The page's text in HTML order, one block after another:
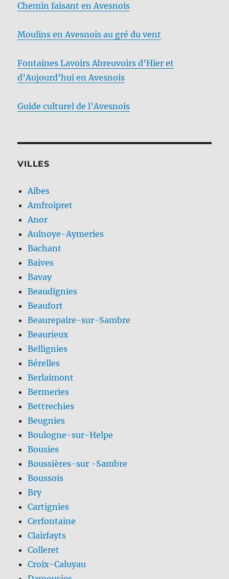
Chemin faisant en Avesnois
Moulins en Avesnois au gré du vent
Fontaines Lavoirs Abreuvoirs d’Hier et
d’Aujourd’hui en Avesnois
Guide culturel de l’Avesnois
VILLES
Aibes
Amfroipret
Anor
Aulnoye-Aymeries
Bachant
Baives
Bavay
Beaudignies
Beaufort
Beaurepaire-sur-Sambre
Beaurieux
Bellignies
Bérelles
Berlaimont
Bermeries
Bettrechies
Beugnies
Boulogne-sur-Helpe
Bousies
Boussières-sur -Sambre
Boussois
Bry
Cartignies
Cerfontaine
Clairfayts
Colleret
Croix-Caluyau